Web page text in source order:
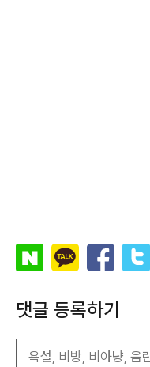
댓글 등록하기